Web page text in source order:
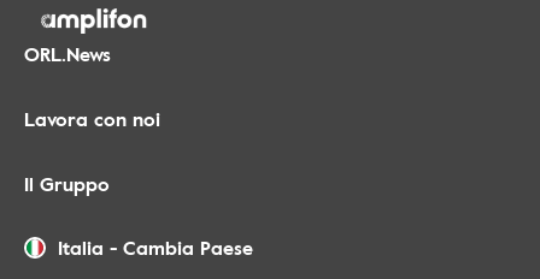
ORL.News
Lavora con noi
Il Gruppo
Italia - Cambia Paese